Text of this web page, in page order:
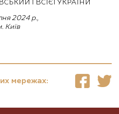
І ВСІЄЇ УКРАЇНИ
2024 р.,
Київ
мережах: